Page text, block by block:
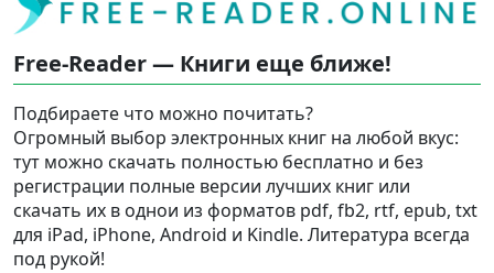
Free-Reader — Книги еще ближе!
Подбираете что можно почитать?
Огромный выбор электронных книг на любой вкус:
тут можно скачать полностью бесплатно и без
регистрации полные версии лучших книг или
скачать их в однои из форматов pdf, fb2, rtf, epub, txt
для iPad, iPhone, Android и Kindle. Литература всегда
под рукой!